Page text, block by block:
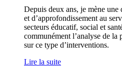
Depuis deux ans, je mène une
et d’approfondissement au
secteurs éducatif, social et
communément l’analyse de la
sur ce type d’interventions.
Lire la suite